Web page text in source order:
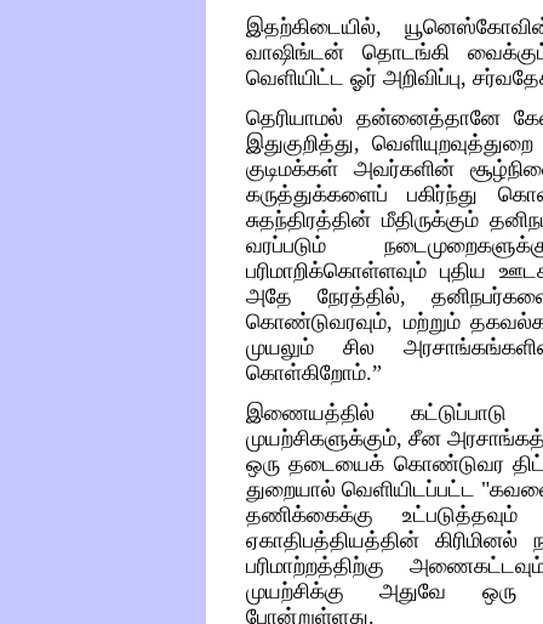
இதற்கிடையில்,
வாஷிங்டன்
தொடங்கி
வெளியிட்ட
ஓர் அறிவிப்பு,
தெரியாமல் தன்னைத்தானே
இதுகுறித்து, வெளியுறவுத்துறை
குடிமக்கள்
அவர்களின்
கருத்துக்களைப்
பகிர்ந்து
சுதந்திரத்தின் மீதிருக்கும்
வரப்படும்
பரிமாறிக்கொள்ளவும் புதிய
அதே
நேரத்தில்,
கொண்டுவரவும், மற்றும்
முயலும்
சில
கொள்கிறோம்.”
இணையத்தில்
கட்டுப்பாடு
முயற்சிகளுக்கும்,சீன
ஒரு தடையைக் கொண்டுவர
துறையால் வெளியிடப்பட்ட "
தணிக்கைக்கு
உட்படுத்தவும்
ஏகாதிபத்தியத்தின்
கிரிமினல்
பரிமாற்றத்திற்கு
முயற்சிக்கு
அதுவே
ஒரு
போன்றுள்ளது.